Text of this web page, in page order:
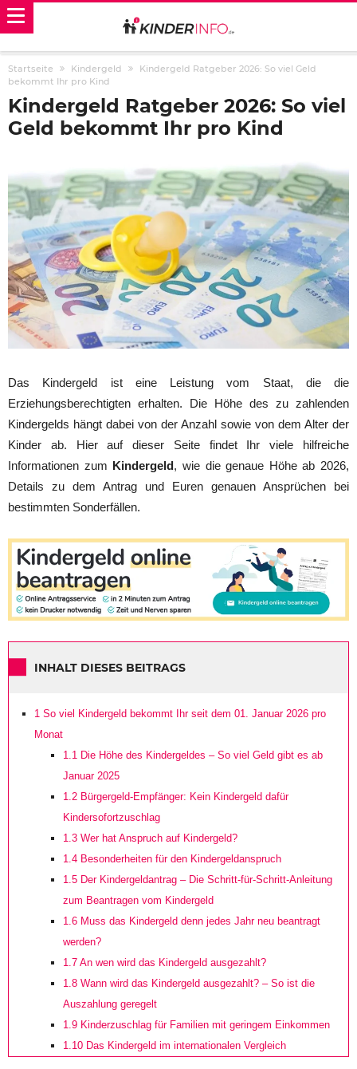
Startseite Kindergeld
Kindergeld Ratgeber 2026: So viel Geld
bekommt Ihr pro Kind
Kindergeld Ratgeber 2026: So viel
Geld bekommt Ihr pro Kind
Das Kindergeld ist eine Leistung vom Staat, die die
Erziehungsberechtigten erhalten. Die Höhe des zu zahlenden
Kindergelds hängt dabei von der Anzahl sowie von dem Alter der
Kinder ab. Hier auf dieser Seite findet Ihr viele hilfreiche
Informationen zum Kindergeld, wie die genaue Höhe ab 2026,
Details zu dem Antrag und Euren genauen Ansprüchen bei
bestimmten Sonderfällen.
INHALT DIESES BEITRAGS
1 So viel Kindergeld bekommt Ihr seit dem 01. Januar 2026 pro
Monat
1.1Die Höhe des Kindergeldes – So viel Geld gibt es ab
Januar 2025
1.2Bürgergeld-Empfänger: Kein Kindergeld dafür
Kindersofortzuschlag
1.3Wer hat Anspruch auf Kindergeld?
1.4Besonderheiten für den Kindergeldanspruch
1.5Der Kindergeldantrag – Die Schritt-für-Schritt-Anleitung
zum Beantragen vom Kindergeld
1.6Muss das Kindergeld denn jedes Jahr neu beantragt
werden?
1.7An wen wird das Kindergeld ausgezahlt?
1.8Wann wird das Kindergeld ausgezahlt? – So ist die
Auszahlung geregelt
1.9Kinderzuschlag für Familien mit geringem Einkommen
1.10Das Kindergeld im internationalen Vergleich